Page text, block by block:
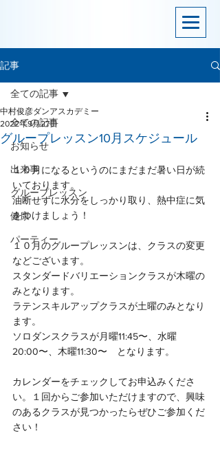
記事
全ての記事
お知らせ
出来事
グループレッスン
健康
パーティー
全ての記事
グループレッスン10月スケジュール
中村俊彦ダンアスカデミー
2022年9月27日
１０月になるというのにまだまだ暑い日が続
いております。
油断せずに水分をしっかり取り、熱中症に気
をつけましょう！
１０月のグループレッスンは、クラスの変更
などございます。
スタンダードバリエーションクラスが木曜の
みとなります。
ラテンスキルアップクラスが土曜のみとなり
ます。
ソロダンスクラスが月曜11:45〜、水曜
20:00〜、木曜11:30〜　となります。
カレンダーをチェックしてお申込みくださ
い。１回からご参加いただけますので、興味
のあるクラスが見つかったらぜひご参加くだ
さい！